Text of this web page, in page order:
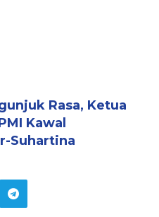
Rasa, Ketua
Kawal
Suhartina